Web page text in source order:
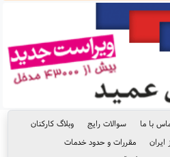
با ما سوالات رایج
وبلاگ کارکنان
مقررات و حدود خدمات